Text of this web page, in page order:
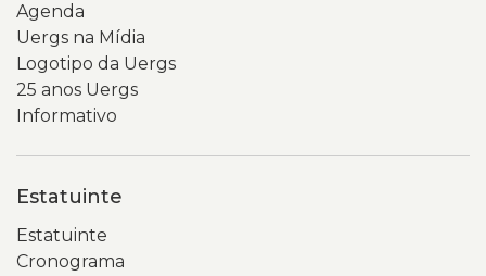
Agenda
Uergs na Mídia
Logotipo da Uergs
25 anos Uergs
Informativo
Estatuinte
Estatuinte
Cronograma